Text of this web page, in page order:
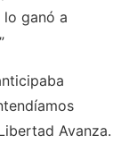
ganó a
Avanza.